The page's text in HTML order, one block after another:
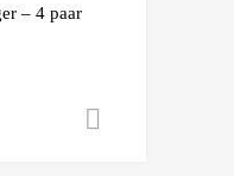
– 4 paar